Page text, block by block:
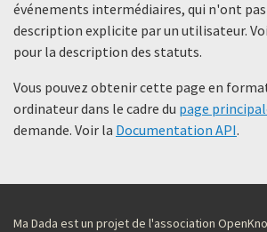
événements intermédiaires, qui n'ont pas
description explicite par un utilisateur.
pour la description des statuts.
Vous pouvez obtenir cette page en
ordinateur dans le cadre du page
demande. Voir la Documentation API.
Ma Dada est un projet de l'association